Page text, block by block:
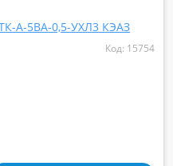
А-5ВА-0,5-УХЛ3 КЭАЗ
Код: 15754